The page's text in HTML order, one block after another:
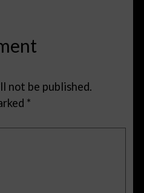
not be published.
*